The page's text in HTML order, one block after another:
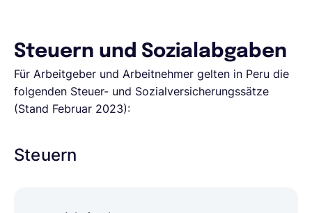
Steuern und Sozialabgaben
Für Arbeitgeber und Arbeitnehmer gelten in Peru die
folgenden Steuer- und Sozialversicherungssätze
(Stand Februar 2023):
Steuern